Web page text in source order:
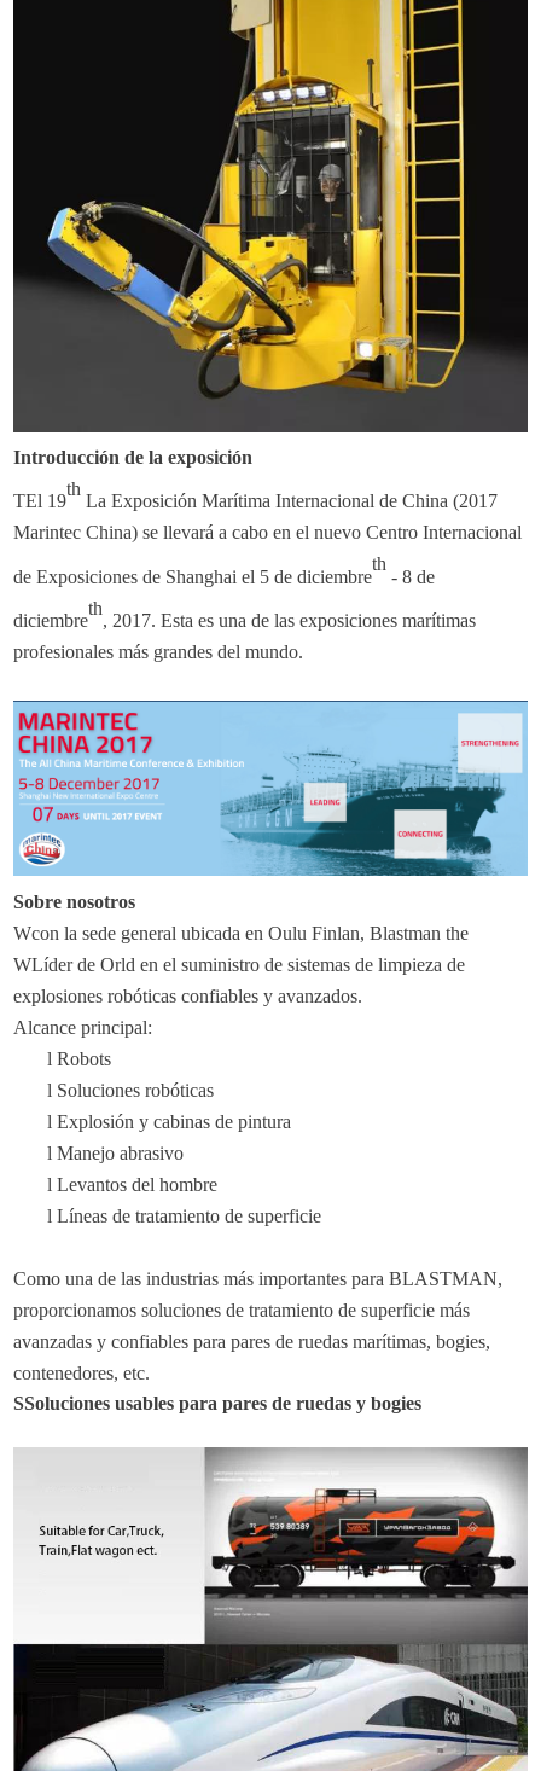
Introducción de la exposición
TEl 19
th
La Exposición Marítima Internacional de China (2017
Marintec China) se llevará a cabo en el nuevo Centro Internacional
de Exposiciones de Shanghai el 5 de diciembre
th
- 8 de
diciembre
th
, 2017. Esta es una de las exposiciones marítimas
profesionales más grandes del mundo.
Sobre nosotros
Wcon la sede general ubicada en Oulu Finlan, Blastman the
WLíder de Orld en el suministro de sistemas de limpieza de
explosiones robóticas confiables y avanzados.
Alcance principal:
lRobots
l Soluciones robóticas
lExplosión y cabinas de pintura
lManejo abrasivo
lLevantos del hombre
lLíneas de tratamiento de superficie
Como una de las industrias más importantes paraBLASTMAN,
proporcionamos soluciones de tratamiento de superficie más
avanzadas y confiables para pares de ruedas marítimas, bogies,
contenedores, etc.
SSoluciones usables para pares de ruedas y bogies